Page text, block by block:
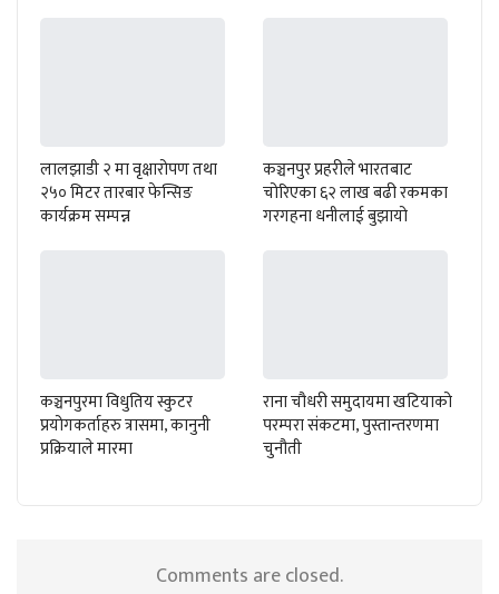
लालझाडी २ मा वृक्षारोपण तथा
२५० मिटर तारबार फेन्सिङ
कार्यक्रम सम्पन्न
कञ्चनपुर प्रहरीले भारतबाट
चोरिएका ६२ लाख बढी रकमका
गरगहना धनीलाई बुझायो
कञ्चनपुरमा विधुतिय स्कुटर
प्रयोगकर्ताहरु त्रासमा, कानुनी
प्रक्रियाले मारमा
राना चौधरी समुदायमा खटियाको
परम्परा संकटमा, पुस्तान्तरणमा
चुनौती
Comments are closed.